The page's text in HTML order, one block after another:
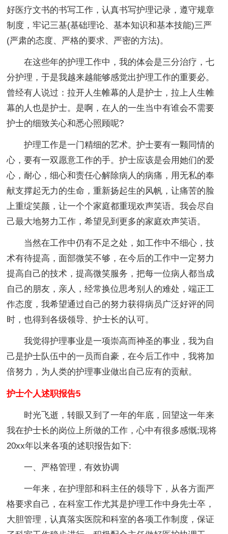
好医疗文书的书写工作，认真书写护理记录，遵守规章
制度，牢记三基(基础理论、基本知识和基本技能)三严
(严肃的态度、严格的要求、严密的方法)。
在这些年的护理工作中，我的体会是三分治疗，七
分护理，于是我越来越能够感觉出护理工作的重要必。
曾经有人说过：拉开人生帷幕的人是护士，拉上人生帷
幕的人也是护士。是啊，在人的一生当中有谁会不需要
护士的细致关心和悉心照顾呢?
护理工作是一门精细的艺术。护士要有一颗同情的
心，要有一双愿意工作的手。护士应该是会用她们的爱
心，耐心，细心和责任心解除病人的病痛，用无私的奉
献支撑起无力的生命，重新扬起生的风帆，让痛苦的脸
上重绽笑颜，让一个个家庭都重现欢声笑语。我会尽自
己最大地努力工作，希望见到更多的家庭欢声笑语。
当然在工作中仍有不足之处，如工作中不细心，技
术有待提高，面部微笑不够，在今后的工作中一定努力
提高自己的技术，提高微笑服务，把每一位病人都当成
自己的朋友，亲人，经常换位思考别人的难处，端正工
作态度，我希望通过自己的努力获得病员广泛好评的同
时，也得到各级领导、护士长的认可。
我觉得护理事业是一项崇高而神圣的事业，我为自
己是护士队伍中的一员而自豪，在今后工作中，我将加
倍努力，为人类的护理事业做出自己应有的贡献。
护士个人述职报告5
时光飞逝，转眼又到了一年的年底，回望这一年来
我在护士长的岗位上所做的工作，心中有很多感慨;现将
20xx年以来各项的述职报告如下:
一、严格管理，有效协调
一年来，在护理部和科主任的领导下，从各方面严
格要求自己，在科室工作尤其是护理工作中身先士卒，
大胆管理，认真落实医院和科室的各项工作制度，保证